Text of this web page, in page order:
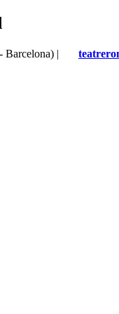
Barcelona) |